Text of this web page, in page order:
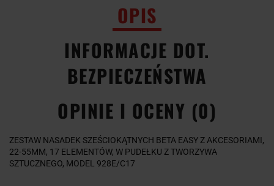
OPIS
INFORMACJE DOT.
BEZPIECZEŃSTWA
OPINIE I OCENY (0)
ZESTAW NASADEK SZEŚCIOKĄTNYCH BETA EASY Z AKCESORIAMI,
22-55MM, 17 ELEMENTÓW, W PUDEŁKU Z TWORZYWA
SZTUCZNEGO, MODEL 928E/C17